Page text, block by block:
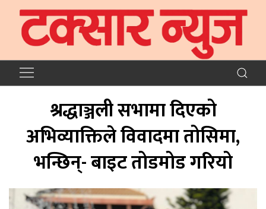
श्रद्धाञ्जली सभामा दिएको
अभिव्याक्तिले विवादमा तोसिमा,
भन्छिन्- बाइट तोडमोड गरियो